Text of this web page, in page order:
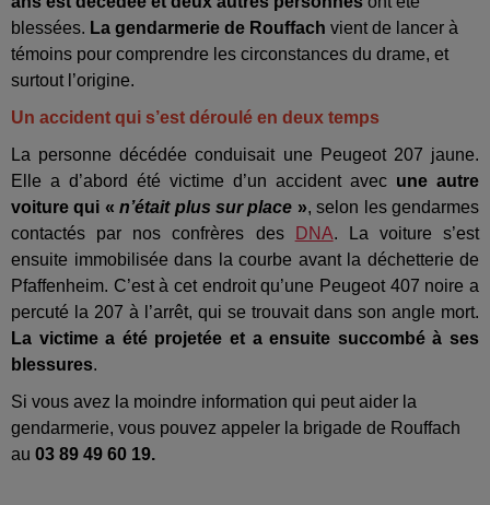
blessées. La gendarmerie de Rouffach vient de lancer à
témoins pour comprendre les circonstances du drame, et
surtout l’origine.
Un accident qui s’est déroulé en deux temps
La personne décédée conduisait une Peugeot 207 jaune.
Elle a d’abord été victime d’un accident avec une autre
voiture qui «n’était plus sur place », selon les gendarmes
contactés par nos confrères des
DNA. La voiture s’est
ensuite immobilisée dans la courbe avant la déchetterie de
Pfaffenheim. C’est à cet endroit qu’une Peugeot 407 noire a
percuté la 207 à l’arrêt, qui se trouvait dans son angle mort.
La victime a été projetée et a ensuite succombé à ses
blessures.
Si vous avez la moindre information qui peut aider la
gendarmerie, vous pouvez appeler la brigade de Rouffach
au 03 89 49 60 19.